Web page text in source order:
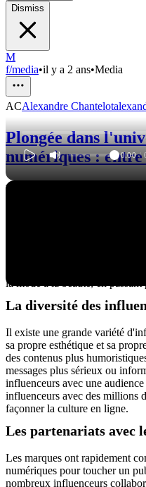
Dismiss
M
f/media•il y a 2 ans•Media
ACAlexandre Chantelot
Plongée dans
numériques : entre
0:00 /
Les débuts des
Les influenceurs numériques
dernières années grâce à leurs
publiant des vidéos, des
sociaux, ces personnes ont
engagée. Leur influence
la mode à la beauté, en
La diversité des
Il existe une grande variété
sa propre esthétique et sa
des contenus plus
messages plus sérieux ou
influenceurs avec une
influenceurs avec des millions
façonner la culture en ligne.
Les partenariats avec
Les marques ont rapidement
numériques pour toucher un
nombreux influenceurs